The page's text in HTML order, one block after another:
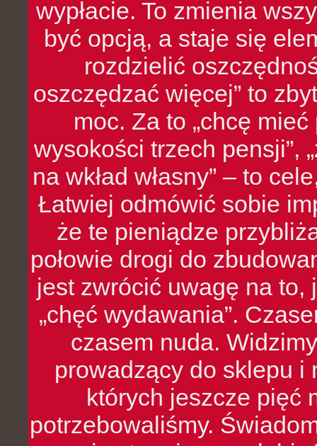
wypłacie. To zmienia
być opcją, a staje się
rozdzielić
oszczędzać więcej” to
moc. Za to „chcę
wysokości trzech pensji”,
na wkład własny” – to
Łatwiej odmówić sobie
że te pieniądze
połowie drogi do
jest zwrócić uwagę na to,
„chęć wydawania”.
czasem nuda.
prowadzący do sklepu i
których jeszcze pięć
potrzebowaliśmy.